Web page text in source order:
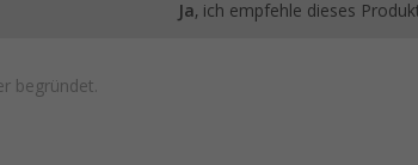
Ja, ich empfehle dieses
begründet.